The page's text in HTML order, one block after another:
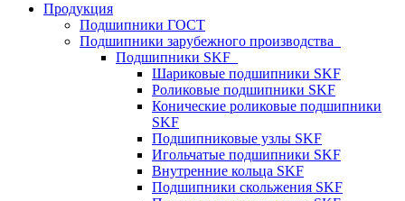
Продукция
Подшипники ГОСТ
Подшипники зарубежного производства
Подшипники SKF
Шариковые подшипники SKF
Роликовые подшипники SKF
Конические роликовые подшипники
SKF
Подшипниковые узлы SKF
Игольчатые подшипники SKF
Внутренние кольца SKF
Подшипники скольжения SKF